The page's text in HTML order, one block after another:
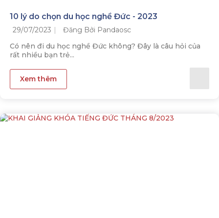
10 lý do chọn du học nghề Đức - 2023
29/07/2023
Đăng Bởi Pandaosc
Có nên đi du học nghề Đức không? Đây là câu hỏi của
rất nhiều bạn trẻ...
Xem thêm